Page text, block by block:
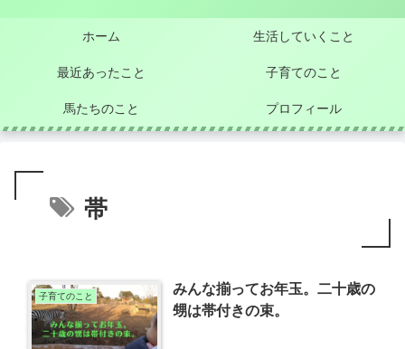
ホーム 生活していくこと
最近あったこと 子育てのこと
馬たちのこと プロフィール
帯
子育てのこと
みんな揃ってお年玉。二十歳の
甥は帯付きの束。